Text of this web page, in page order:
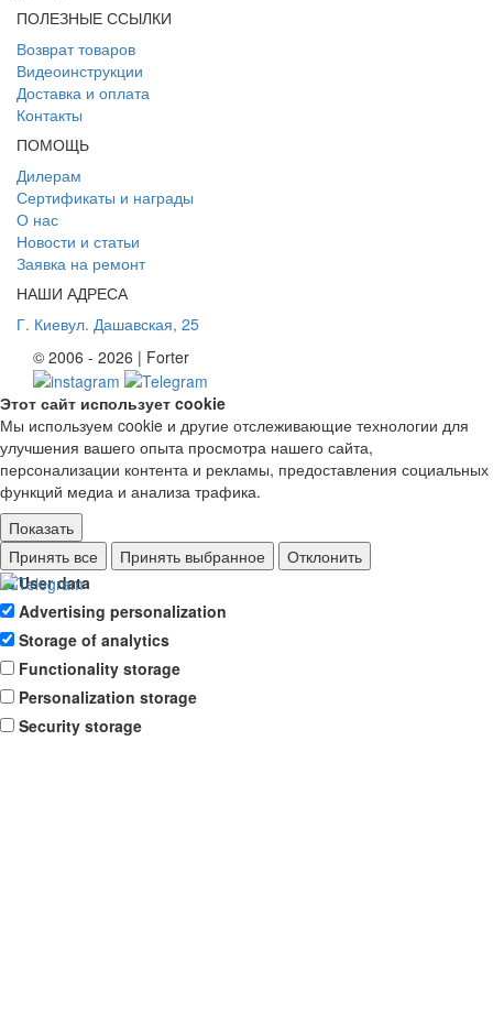
ПОЛЕЗНЫЕ ССЫЛКИ
Возврат товаров
Видеоинструкции
Доставка и оплата
Контакты
ПОМОЩЬ
Дилерам
Сертификаты и награды
О нас
Новости и статьи
Заявка на ремонт
НАШИ АДРЕСА
Г. Киевул. Дашавская, 25
© 2006 - 2026 | Forter
Этот сайт использует cookie
Мы используем cookie и другие отслеживающие технологии для
улучшения вашего опыта просмотра нашего сайта,
персонализации контента и рекламы, предоставления социальных
функций медиа и анализа трафика.
Показать
Ad storage
User data
Advertising personalization
Storage of analytics
Functionality storage
Personalization storage
Security storage
Принять все Принять выбранное Отклонить